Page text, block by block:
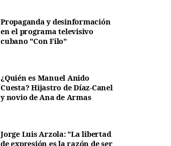
Propaganda y desinformación
en el programa televisivo
cubano "Con Filo"
¿Quién es Manuel Anido
Cuesta? Hijastro de Díaz-Canel
y novio de Ana de Armas
Jorge Luis Arzola: "La libertad
de expresión es la razón de ser